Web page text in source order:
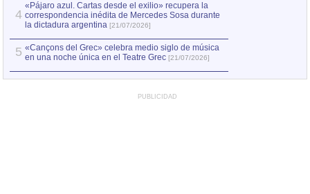
4
«Pájaro azul. Cartas desde el exilio» recupera la
correspondencia inédita de Mercedes Sosa durante
la dictadura argentina [21/07/2026]
5 «Cançons del Grec» celebra medio siglo de música
en una noche única en el Teatre Grec [21/07/2026]
PUBLICIDAD